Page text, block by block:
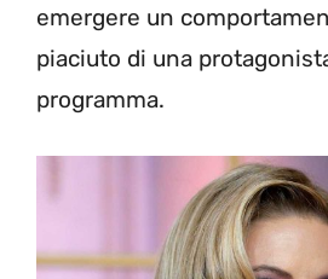
emergere un
piaciuto di una
programma.